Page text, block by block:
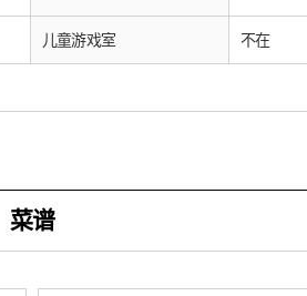
儿童游戏室 不在
菜谱